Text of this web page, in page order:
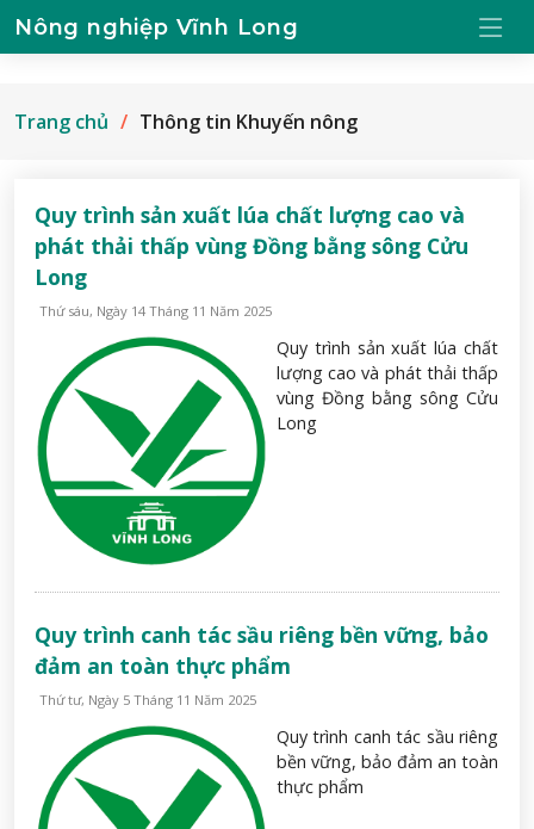
Nông nghiệp Vĩnh Long
Trang chủ Thông tin Khuyến nông
Quy trình sản xuất lúa chất lượng cao và
phát thải thấp vùng Đồng bằng sông Cửu
Long
Thứ sáu, Ngày 14 Tháng 11 Năm 2025
Quy trình sản xuất lúa chất
lượng cao và phát thải thấp
vùng Đồng bằng sông Cửu
Long
Quy trình canh tác sầu riêng bền vững, bảo
đảm an toàn thực phẩm
Thứ tư, Ngày 5 Tháng 11 Năm 2025
Quy trình canh tác sầu riêng
bền vững, bảo đảm an toàn
thực phẩm